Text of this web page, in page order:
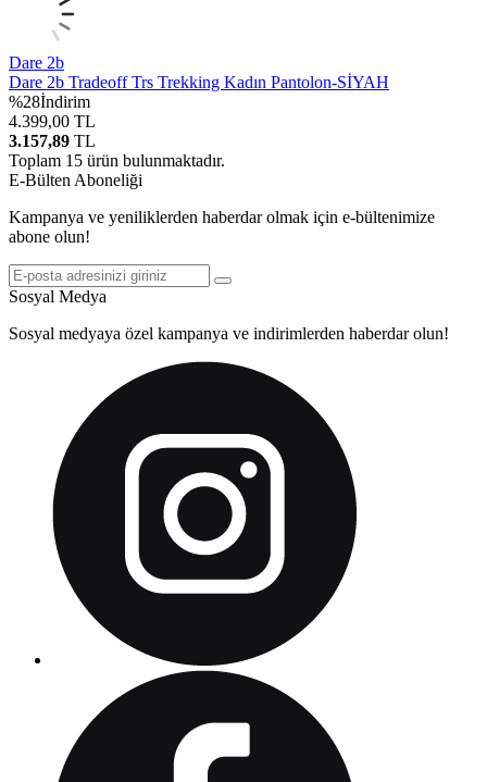
Dare 2b
Dare 2b Tradeoff Trs Trekking Kadın Pantolon-SİYAH
%28İndirim
4.399,00 TL
3.157,89 TL
Toplam 15 ürün bulunmaktadır.
E-Bülten Aboneliği
Kampanya ve yeniliklerden haberdar olmak için e-bültenimize
abone olun!
Sosyal Medya
Sosyal medyaya özel kampanya ve indirimlerden haberdar olun!